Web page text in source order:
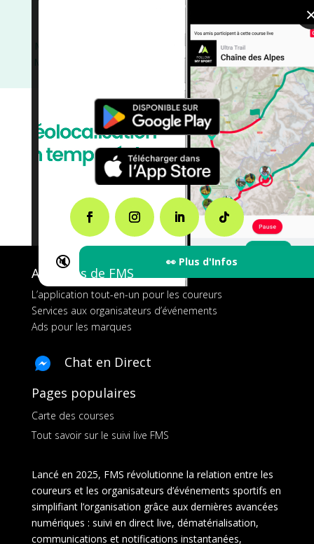
🔇 👀 Plus d'Infos
Distance Semi/Distance
Marathon
Distance 100k/Dénivelé
Moyen
courses/ Bouches du Rhône
A propos de FMS
L’application tout-en-un pour les coureurs
Services aux organisateurs d’événements
Ads pour les marques
Chat en Direct
Pages populaires
Carte des courses
Tout savoir sur le suivi live FMS
Lancé en 2025, FMS révolutionne la relation entre les
coureurs et les organisateurs d’événements sportifs en
simplifiant l’organisation grâce aux dernières avancées
numériques : suivi en direct live, dématérialisation,
communications et notifications instantanées,